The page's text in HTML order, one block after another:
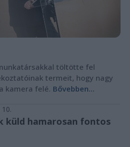
töltötte fel
termeit, hogy nagy
kamera felé. Bővebben...
küld hamarosan fontos